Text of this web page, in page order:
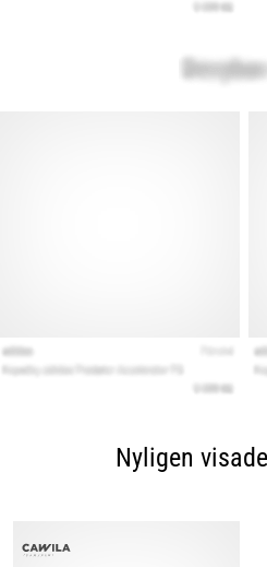
Nyligen